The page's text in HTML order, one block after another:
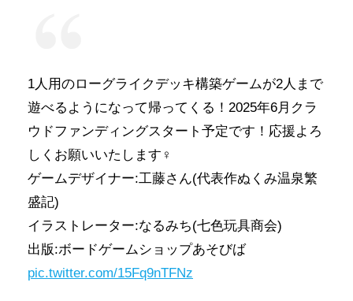
1人用のローグライクデッキ構築ゲームが2人まで
遊べるようになって帰ってくる！2025年6月クラ
ウドファンディングスタート予定です！応援よろ
しくお願いいたします‍♀️
ゲームデザイナー:工藤さん(代表作ぬくみ温泉繁
盛記)
イラストレーター:なるみち(七色玩具商会)
出版:ボードゲームショップあそびば
pic.twitter.com/15Fq9nTFNz